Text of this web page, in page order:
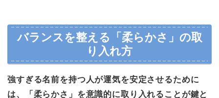
バランスを整える「柔らかさ」の取
り入れ方
強すぎる名前を持つ人が運気を安定させるために
は、「柔らかさ」を意識的に取り入れることが鍵と